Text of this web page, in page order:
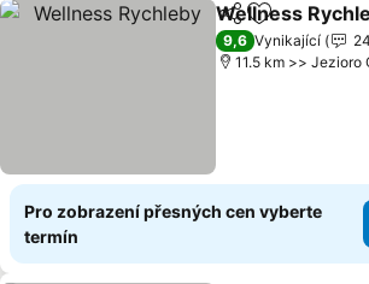
SdíletPřidat na
Wellness
9,6 Vynikající
11.5 km >> Jezioro
Pro zobrazení přesných cen vyberte
termín